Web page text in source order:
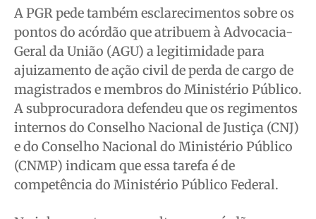
A PGR pede também esclarecimentos sobre os
pontos do acórdão que atribuem à Advocacia-
Geral da União (AGU) a legitimidade para
ajuizamento de ação civil de perda de cargo de
magistrados e membros do Ministério Público.
A subprocuradora defendeu que os regimentos
internos do Conselho Nacional de Justiça (CNJ)
e do Conselho Nacional do Ministério Público
(CNMP) indicam que essa tarefa é de
competência do Ministério Público Federal.